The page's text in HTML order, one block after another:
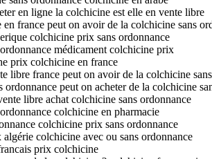
en ligne la colchicine est elle en vente libre
france peut on avoir de la colchicine sans
colchicine prix sans ordonnance
médicament colchicine prix
prix colchicine en france
libre france peut on avoir de la colchicine
ordonnance peut on acheter de la colchicine
libre achat colchicine sans ordonnance
colchicine en pharmacie
colchicine prix sans ordonnance
colchicine avec ou sans ordonnance
prix colchicine